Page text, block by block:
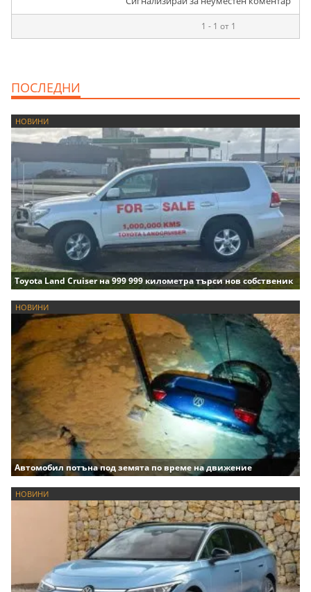
1 - 1 от 1
ПОСЛЕДНИ
НОВИНИ
Toyota Land Cruiser на 999 999 километра търси нов собственик
НОВИНИ
Автомобил потъна под земята по време на движение
НОВИНИ